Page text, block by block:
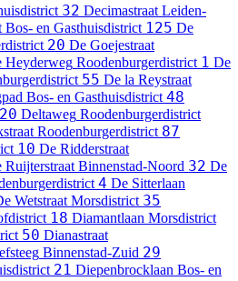
32 Decimastraat Leiden-
Bos- en Gasthuisdistrict 125 De
20 De Goejestraat
Heyderweg Roodenburgerdistrict 1 De
55 De la Reystraat
Bos- en Gasthuisdistrict 48
20 Deltaweg Roodenburgerdistrict
Roodenburgerdistrict 87
10 De Ridderstraat
Ruijterstraat Binnenstad-Noord 32 De
4 De Sitterlaan
Wetstraat Morsdistrict 35
18 Diamantlaan Morsdistrict
50 Dianastraat
Binnenstad-Zuid 29
21 Diepenbrocklaan Bos- en